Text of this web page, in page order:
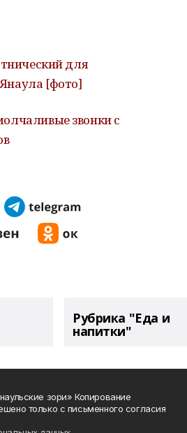
для
[фото]
звонки с
Рубрика "Еда и
напитки"
зори» Копирование
только с письменного согласия